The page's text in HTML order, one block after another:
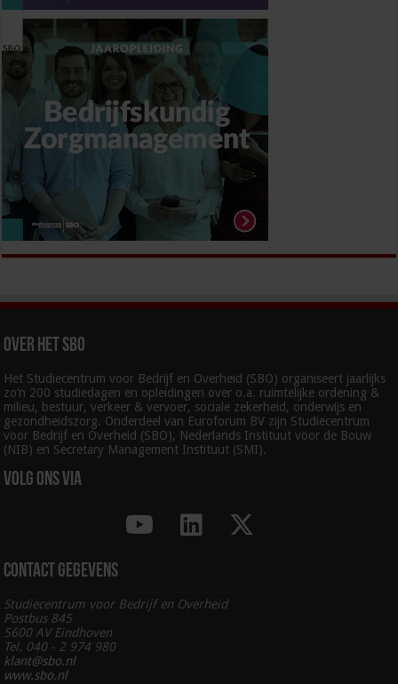
Over het SBO
Het Studiecentrum voor Bedrijf en Overheid (SBO) organiseert jaarlijks
zo’n 200 studiedagen en opleidingen over o.a. ruimtelijke ordening &
milieu, bestuur, verkeer & vervoer, sociale zekerheid, onderwijs en
gezondheidszorg. Onderdeel van Euroforum BV zijn Studiecentrum
voor Bedrijf en Overheid (SBO), Nederlands Instituut voor de Bouw
(NIB) en Secretary Management Instituut (SMI).
Volg ons via
Contact gegevens
Studiecentrum voor Bedrijf en Overheid
Postbus 845
5600 AV Eindhoven
Tel. 040 - 2 974 980
klant@sbo.nl
www.sbo.nl